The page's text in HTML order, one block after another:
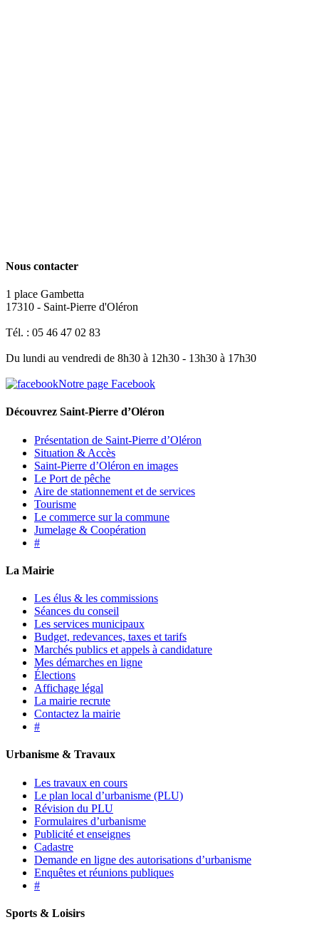
Nous contacter
1 place Gambetta
17310 - Saint-Pierre d'Oléron
Tél. : 05 46 47 02 83
Du lundi au vendredi de 8h30 à 12h30 - 13h30 à 17h30
Notre page Facebook
Découvrez Saint-Pierre d’Oléron
Présentation de Saint-Pierre d’Oléron
Situation & Accès
Saint-Pierre d’Oléron en images
Le Port de pêche
Aire de stationnement et de services
Tourisme
Le commerce sur la commune
Jumelage & Coopération
#
La Mairie
Les élus & les commissions
Séances du conseil
Les services municipaux
Budget, redevances, taxes et tarifs
Marchés publics et appels à candidature
Mes démarches en ligne
Élections
Affichage légal
La mairie recrute
Contactez la mairie
#
Urbanisme & Travaux
Les travaux en cours
Le plan local d’urbanisme (PLU)
Révision du PLU
Formulaires d’urbanisme
Publicité et enseignes
Cadastre
Demande en ligne des autorisations d’urbanisme
Enquêtes et réunions publiques
#
Sports & Loisirs